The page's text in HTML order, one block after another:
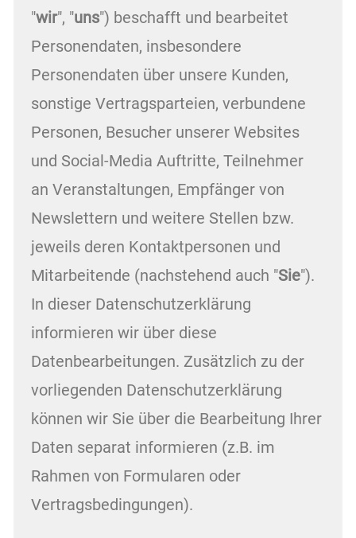
"wir", "uns") beschafft und bearbeitet
Personendaten, insbesondere
Personendaten über unsere Kunden,
sonstige Vertragsparteien, verbundene
Personen, Besucher unserer Websites
und Social-Media Auftritte, Teilnehmer
an Veranstaltungen, Empfänger von
Newslettern und weitere Stellen bzw.
jeweils deren Kontaktpersonen und
Mitarbeitende (nachstehend auch "Sie").
In dieser Datenschutzerklärung
informieren wir über diese
Datenbearbeitungen. Zusätzlich zu der
vorliegenden Datenschutzerklärung
können wir Sie über die Bearbeitung Ihrer
Daten separat informieren (z.B. im
Rahmen von Formularen oder
Vertragsbedingungen).